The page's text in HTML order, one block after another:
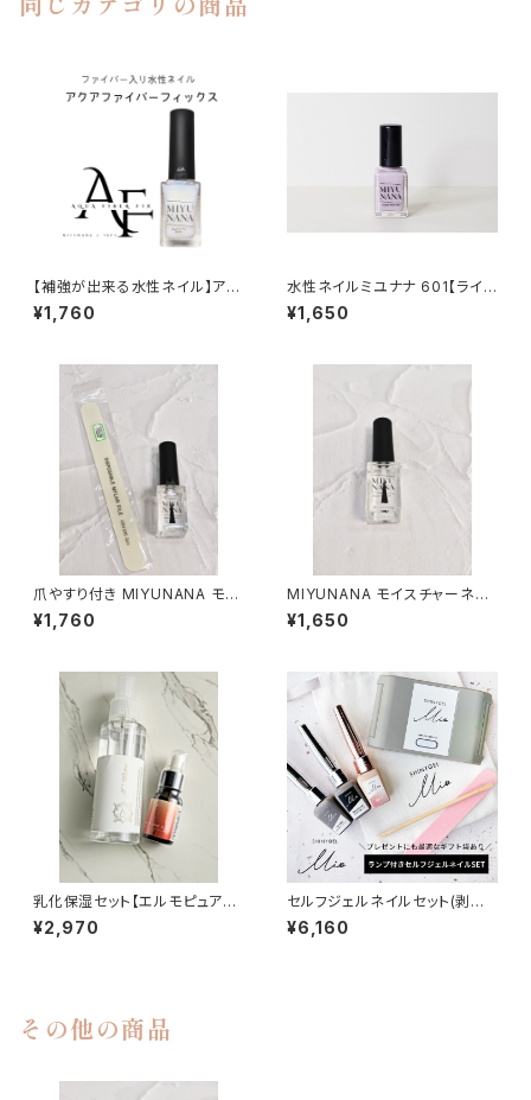
同じカテゴリの商品
【補強が出来る水性ネイル】アク
アファイバーフィックス MIYU
NANA
¥1,760
水性ネイルミユナナ 601【ライラ
ック】
¥1,650
爪やすり付き MIYUNANA モイ
スチャーネイルオイル １０ｍｌ
(無香料)
¥1,760
MIYUNANA モイスチャーネイ
ルオイル １０ｍｌ(無香料)
¥1,650
乳化保湿セット【エルモピュアオ
イル（ボトルタイプ/10ml）と M
＋ウォーター(ミネラルケイ素水)
¥2,970
セルフジェルネイルセット(剥が
せるジェルネイル)HINYGEL M
io：【ランプ付】ギフトセット（ピー
¥6,160
その他の商品